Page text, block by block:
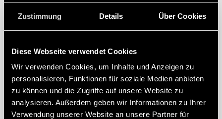
Zustimmung Details Über Cookies
Diese Webseite verwendet Cookies
Wir verwenden Cookies, um Inhalte und Anzeigen zu
personalisieren, Funktionen für soziale Medien anbieten
zu können und die Zugriffe auf unsere Website zu
analysieren. Außerdem geben wir Informationen zu Ihrer
Verwendung unserer Website an unsere Partner für